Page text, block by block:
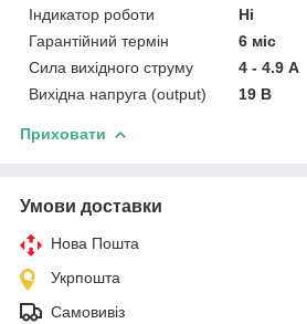
Індикатор роботи
Ні
Гарантійний термін
6 міс
Сила вихідного струму
4 - 4.9 А
Вихідна напруга (output)
19 В
Приховати
Умови доставки
Нова Пошта
Укрпошта
Самовивіз